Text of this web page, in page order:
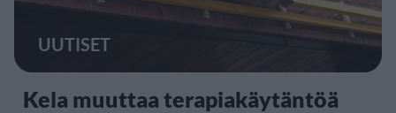
UUTISET
Kela muuttaa terapiakäytäntöä